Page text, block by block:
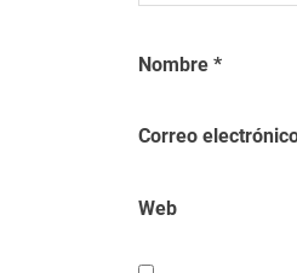
Nombre *
Correo
Web